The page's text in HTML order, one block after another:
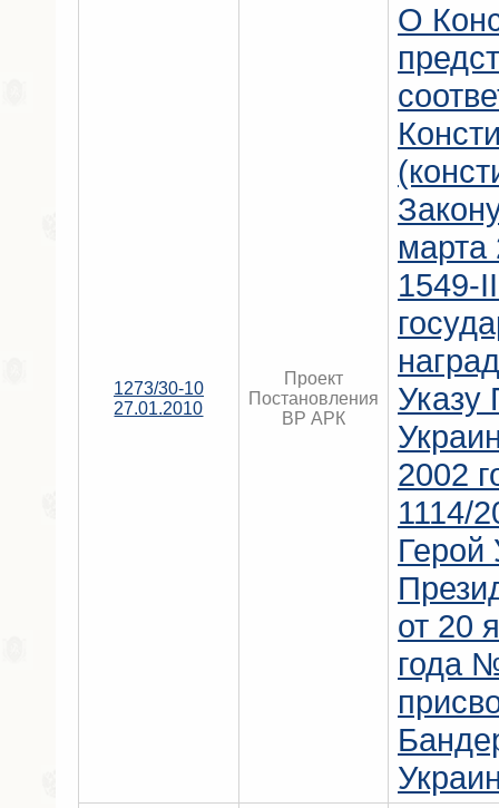
1273/30-10
27.01.2010
Проект
Постановления
ВР АРК
О
1549-
Указу
2002
1114/
Герой
от 20
года